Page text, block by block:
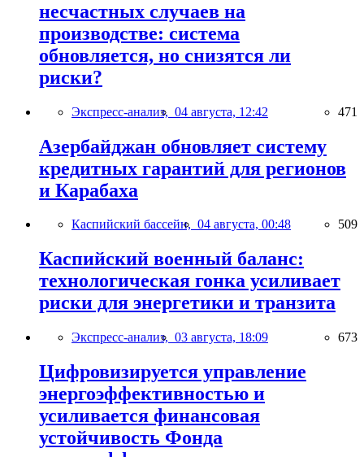
несчастных случаев на
производстве: система
обновляется, но снизятся ли
риски?
Экспресс-анализ, 04 августа, 12:42 471
Азербайджан обновляет систему
кредитных гарантий для регионов
и Карабаха
Каспийский бассейн, 04 августа, 00:48 509
Каспийский военный баланс:
технологическая гонка усиливает
риски для энергетики и транзита
Экспресс-анализ, 03 августа, 18:09 673
Цифровизируется управление
энергоэффективностью и
усиливается финансовая
устойчивость Фонда